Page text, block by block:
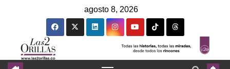
agosto 8, 2026